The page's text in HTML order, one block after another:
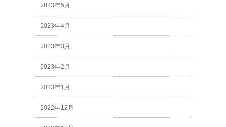
2023年5月
2023年4月
2023年3月
2023年2月
2023年1月
2022年12月